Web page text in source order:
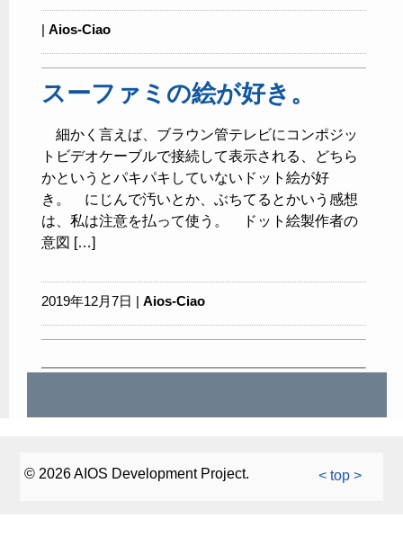
| Aios-Ciao
スーファミの絵が好き。
細かく言えば、ブラウン管テレビにコンポジッ
トビデオケーブルで接続して表示される、どちら
かというとパキパキしていないドット絵が好
き。 にじんで汚いとか、ぶちてるとかいう感想
は、私は注意を払って使う。 ドット絵製作者の
意図 […]
2019年12月7日 | Aios-Ciao
< top >
© 2026 AIOS Development Project.